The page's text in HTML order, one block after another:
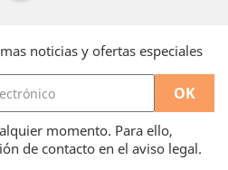
noticias y ofertas especiales
momento. Para ello,
de contacto en el aviso legal.